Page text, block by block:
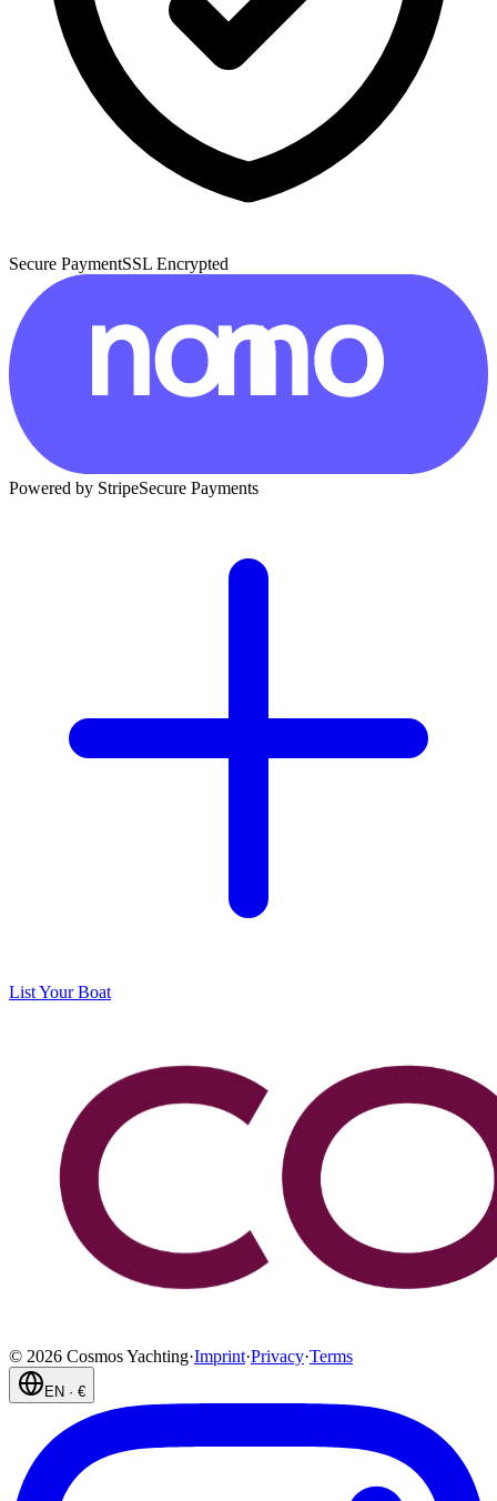
Secure PaymentSSL Encrypted
Powered by StripeSecure Payments
List Your Boat
© 2026 Cosmos Yachting·Imprint·Privacy·Terms
EN · €